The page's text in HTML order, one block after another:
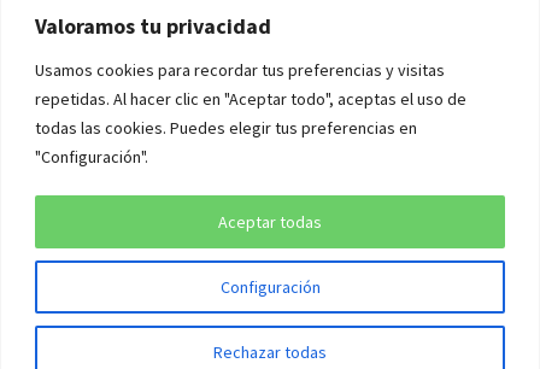
Valoramos tu privacidad
Usamos cookies para recordar tus preferencias y visitas
repetidas. Al hacer clic en "Aceptar todo", aceptas el uso de
todas las cookies. Puedes elegir tus preferencias en
"Configuración".
Configuración
Rechazar todas
Aceptar todas
AVISO LEGAL Y POLÍTICAS
Aviso legal
Política de cookies
Copyright © 2026¡QUÉ HISTORIA!. Funciona conWordPressy